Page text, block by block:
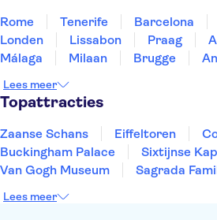
Rome Tenerife Barcelona
Londen
Lissabon Praag
Málaga
Milaan Brugge
Eindhoven
Lees meer
Topattracties
Zaanse Schans Eiffeltoren
Buckingham Palace
Sixtijnse
Van Gogh Museum
Sagrada
Keukenhof
Lees meer